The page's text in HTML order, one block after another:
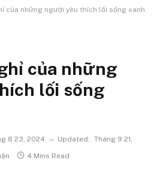
của những người yêu thích lối sống xanh
của những
lối sống
8 23, 2024 Updated: Tháng 9 21,
4 Mins Read